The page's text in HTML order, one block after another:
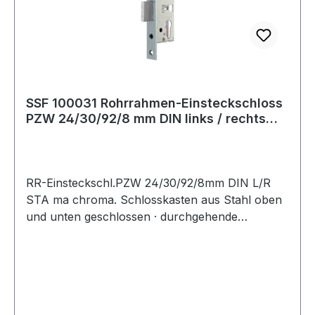
SSF 100031 Rohrrahmen-Einsteckschloss
PZW 24/30/92/8 mm DIN links / rechts
RR-Einsteckschl.PZW 24/30/92/8mm DIN L/R
STA ma chroma. Schlosskasten aus Stahl oben
und unten geschlossen · durchgehende